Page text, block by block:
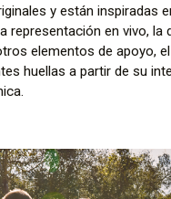
y están inspiradas
representación en vivo, la
elementos de apoyo,
huellas a partir de su